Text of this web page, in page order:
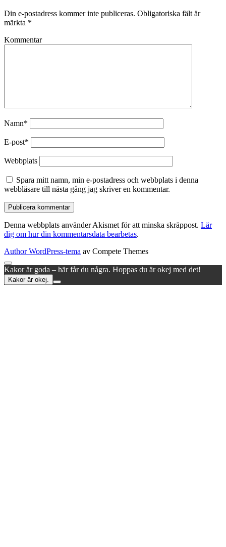
Din e-postadress kommer inte publiceras. Obligatoriska fält är
märkta *
Kommentar
Namn*
E-post*
Webbplats
Spara mitt namn, min e-postadress och webbplats i denna
webbläsare till nästa gång jag skriver en kommentar.
Denna webbplats använder Akismet för att minska skräppost. Lär
dig om hur din kommentarsdata bearbetas.
Author WordPress-tema av Compete Themes
Rulla
till
toppen
Kakor är goda – här får du några. Hoppas du är okej med det!
Kakor är okej.